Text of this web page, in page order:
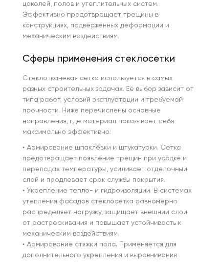
цоколей, полов и утеплительных систем.
Эффективно предотвращает трещины в
конструкциях, подверженных деформации и
механическим воздействиям.
Сферы применения стеклосетки
Стеклотканевая сетка используется в самых
разных строительных задачах. Её выбор зависит от
типа работ, условий эксплуатации и требуемой
прочности. Ниже перечислены основные
направления, где материал показывает себя
максимально эффективно:
• Армирование шпаклёвки и штукатурки. Сетка
предотвращает появление трещин при усадке и
перепадах температуры, усиливает отделочный
слой и продлевает срок службы покрытия.
• Укрепление тепло- и гидроизоляции. В системах
утепления фасадов стеклосетка равномерно
распределяет нагрузку, защищает внешний слой
от растрескивания и повышает устойчивость к
механическим воздействиям.
• Армирование стяжки пола. Применяется для
дополнительного укрепления и выравнивания